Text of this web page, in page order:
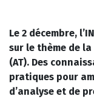
Le 2 décembre,
sur le thème de
(AT). Des
pratiques pour
d’analyse et de